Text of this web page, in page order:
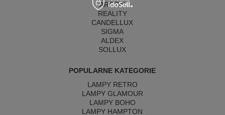
ARGON
REALITY
CANDELLUX
SIGMA
ALDEX
SOLLUX
POPULARNE KATEGORIE
LAMPY RETRO
LAMPY GLAMOUR
LAMPY BOHO
LAMPY HAMPTON